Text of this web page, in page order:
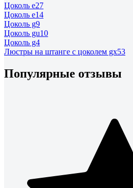
Цоколь e27
Цоколь e14
Цоколь g9
Цоколь gu10
Цоколь g4
Люстры на штанге с цоколем gx53
Популярные отзывы